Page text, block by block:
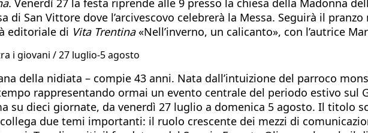
. Venerdì 27 la festa riprende alle 9 presso la chiesa della Madonna
di San Vittore dove l’arcivescovo celebrerà la Messa. Seguirà il
editoriale di Vita Trentina«Nell’inverno, un calicanto», con l’autrice
i giovani / 27 luglio-5 agosto
della nidiata – compie 43 anni. Nata dall’intuizione del parroco
rappresentando ormai un evento centrale del periodo estivo sul
su dieci giornate, da venerdì 27 luglio a domenica 5 agosto. Il titolo
due temi importanti: il ruolo crescente dei mezzi di